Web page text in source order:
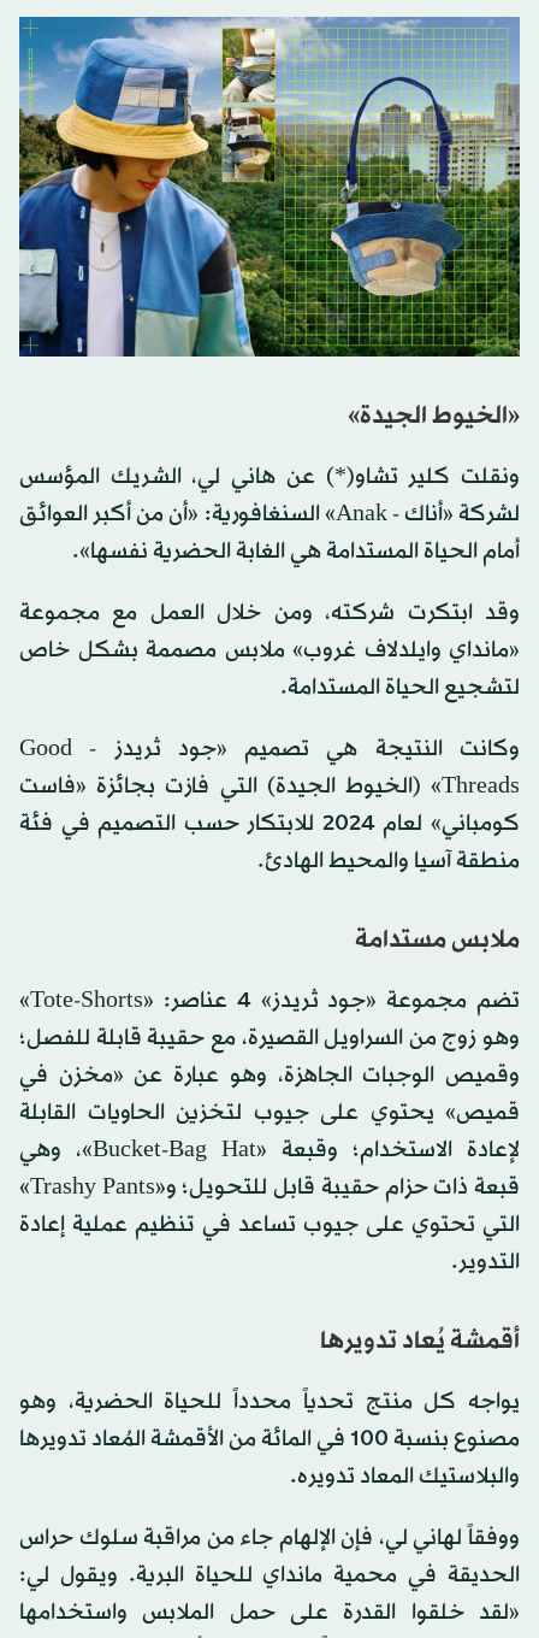
«الخيوط الجيدة»
ونقلت كلير تشاو(*) عن هاني لي، الشريك المؤسس
لشركة «أناك - Anak» السنغافورية: «أن من أكبر العوائق
أمام الحياة المستدامة هي الغابة الحضرية نفسها».
وقد ابتكرت شركته، ومن خلال العمل مع مجموعة
«مانداي وايلدلاف غروب» ملابس مصممة بشكل خاص
لتشجيع الحياة المستدامة.
وكانت النتيجة هي تصميم «جود ثريدز - Good
Threads» (الخيوط الجيدة) التي فازت بجائزة «فاست
كومباني» لعام 2024 للابتكار حسب التصميم في فئة
منطقة آسيا والمحيط الهادئ.
ملابس مستدامة
تضم مجموعة «جود ثريدز» 4 عناصر: «Tote-Shorts»
وهو زوج من السراويل القصيرة، مع حقيبة قابلة للفصل؛
وقميص الوجبات الجاهزة، وهو عبارة عن «مخزن في
قميص» يحتوي على جيوب لتخزين الحاويات القابلة
لإعادة الاستخدام؛ وقبعة «Bucket-Bag Hat»، وهي
قبعة ذات حزام حقيبة قابل للتحويل؛ و«Trashy Pants»
التي تحتوي على جيوب تساعد في تنظيم عملية إعادة
التدوير.
أقمشة يُعاد تدويرها
يواجه كل منتج تحدياً محدداً للحياة الحضرية، وهو
مصنوع بنسبة 100 في المائة من الأقمشة المُعاد تدويرها
والبلاستيك المعاد تدويره.
ووفقاً لهاني لي، فإن الإلهام جاء من مراقبة سلوك حراس
الحديقة في محمية مانداي للحياة البرية. ويقول لي:
«لقد خلقوا القدرة على حمل الملابس واستخدامها